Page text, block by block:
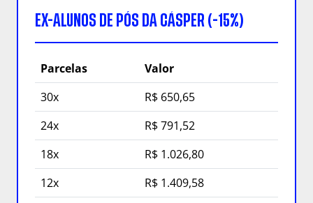
EX-ALUNOS DE PÓS DA CÁSPER (-15%)
Parcelas
Valor
30x
R$ 650,65
24x
R$ 791,52
18x
R$ 1.026,80
12x
R$ 1.409,58